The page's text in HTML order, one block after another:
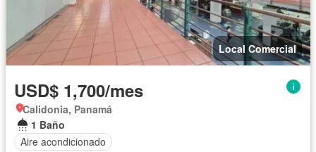
Local Comercial
USD$ 1,700/mes
Calidonia, Panamá
1 Baño
Aire acondicionado